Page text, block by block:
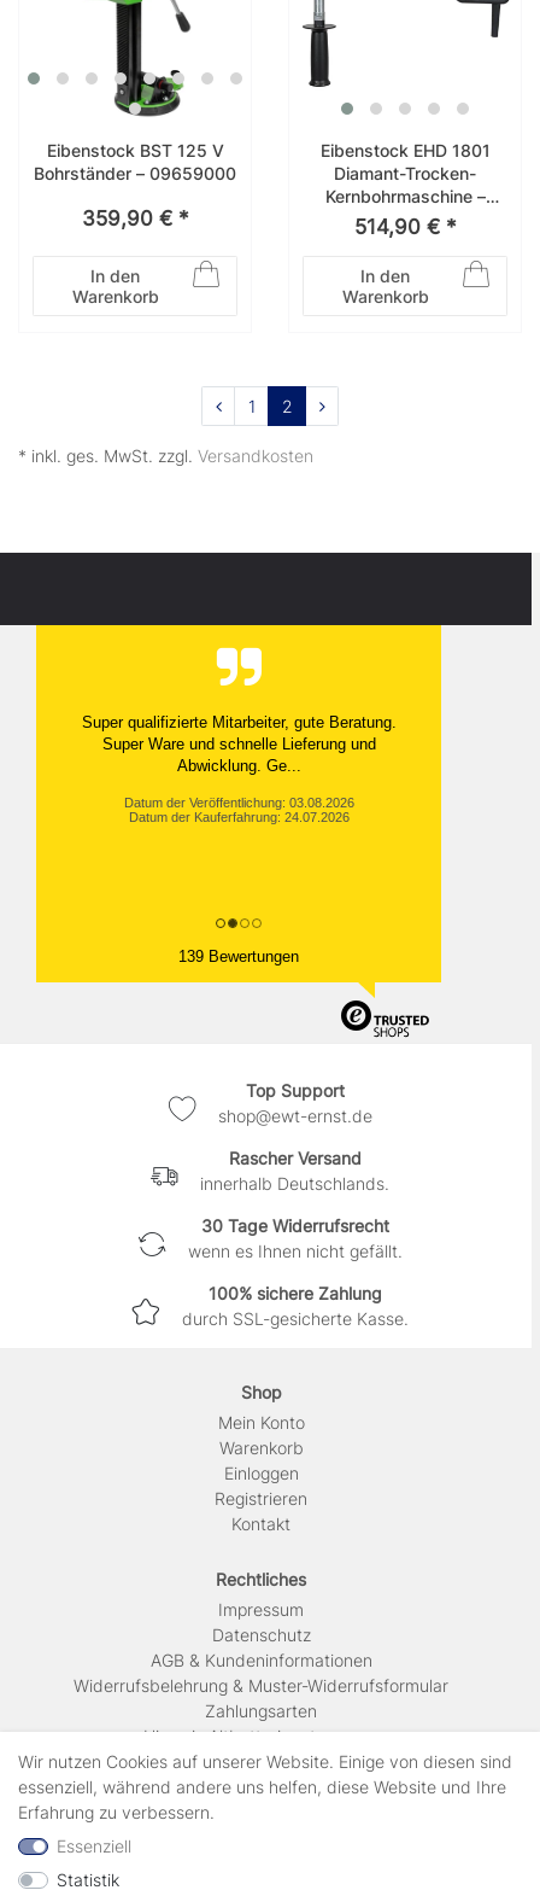
Eibenstock BST 125 V
Bohrständer – 09659000
359,90 € *
In den
Warenkorb
Eibenstock EHD 1801
Diamant-Trocken-
Kernbohrmaschine –
0331U000
514,90 € *
In den
Warenkorb
1 2
* inkl. ges. MwSt. zzgl. Versandkosten
Super qualifizierte Mitarbeiter, gute Beratung.
Super Ware und schnelle Lieferung und
Abwicklung. Ge...
Datum der Veröffentlichung: 03.08.2026
Datum der Kauferfahrung: 24.07.2026
139 Bewertungen
Top Support
shop@ewt-ernst.de
Rascher Versand
innerhalb Deutschlands.
30 Tage Widerrufsrecht
wenn es Ihnen nicht gefällt.
100% sichere Zahlung
durch SSL-gesicherte Kasse.
Shop
Mein Konto
Warenkorb
Einloggen
Registrieren
Kontakt
Rechtliches
Impressum
Daten­schutz
AGB & Kundeninformationen
Widerrufsbelehrung & Muster-Widerrufsformular
Zahlungsarten
Hinweis Altbatterieentsorgung
Versandkosten & Lieferinformationen
Zahlungsarten
Wir nutzen Cookies auf unserer Website. Einige von diesen sind
essenziell, während andere uns helfen, diese Website und Ihre
Erfahrung zu verbessern.
Essenziell
Statistik